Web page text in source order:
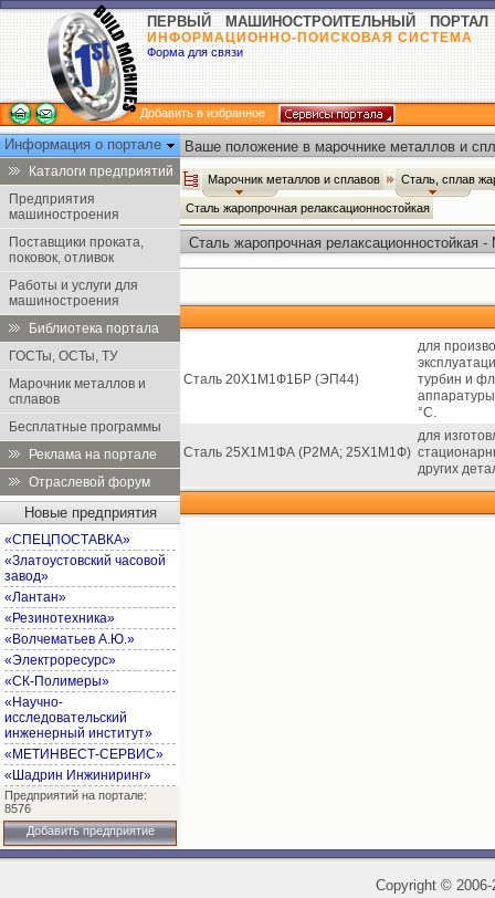
ПЕРВЫЙ МАШИНОСТРОИТЕЛЬНЫЙ ПОРТАЛ
ИНФОРМАЦИОННО-ПОИСКОВАЯ СИСТЕМА
Форма для связи
Добавить в избранное
Информация о портале
Каталоги предприятий
Предприятия
машиностроения
Поставщики проката,
поковок, отливок
Работы и услуги для
машиностроения
Библиотека портала
ГОСТы, ОСТы, ТУ
Марочник металлов и
сплавов
Бесплатные программы
Реклама на портале
Отраслевой форум
Новые предприятия
«СПЕЦПОСТАВКА»
«Златоустовский часовой
завод»
«Лантан»
«Резинотехника»
«Волчематьев А.Ю.»
«Электроресурс»
«СК-Полимеры»
«Научно-
исследовательский
инженерный институт»
«МЕТИНВЕСТ-СЕРВИС»
«Шадрин Инжиниринг»
Предприятий на портале:
8576
Добавить предприятие
Ваше положение в марочнике металлов и
Марочник металлов и сплавов Сталь, сплав
Сталь жаропрочная релаксационностойкая
Сталь жаропрочная релаксационностойкая
Сталь 20Х1М1Ф1БР (ЭП44)
для
турбин и
°С.
Сталь 25Х1М1ФА (Р2МА; 25Х1М1Ф)
для
других
Copyright ©